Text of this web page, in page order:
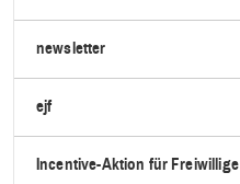
newsletter
ejf
Incentive-Aktion für Freiwillige